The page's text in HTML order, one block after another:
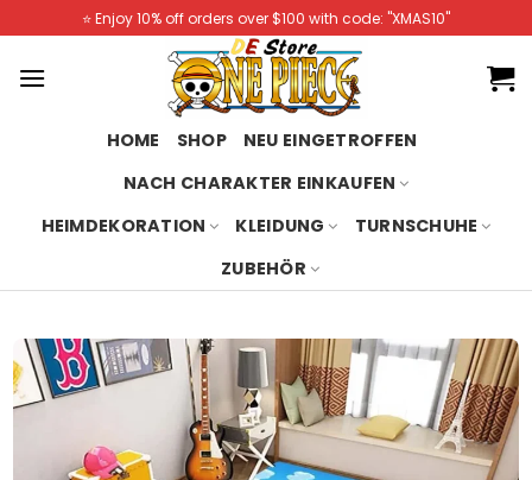
to
content
⭐️ Enjoy 10% off orders over $100 with code: "XMAS10"
HOME SHOP
NEU EINGETROFFEN
NACH CHARAKTER EINKAUFEN
HEIMDEKORATION
KLEIDUNG
TURNSCHUHE
ZUBEHÖR